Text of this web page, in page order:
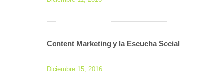
Content Marketing y la Escucha Social
Diciembre 15, 2016